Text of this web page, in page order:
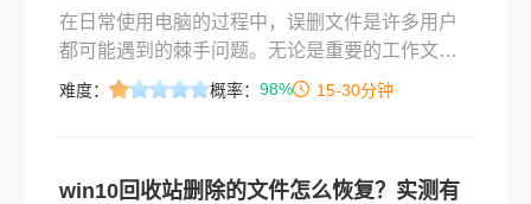
在日常使用电脑的过程中，误删文件是许多用户
都可能遇到的棘手问题。无论是重要的工作文
档、珍贵的照片视频，还是关键的项目资料，一
情况下，删除的文件是可以找回的！
难度： 概率： 98% 15-30分钟
win10回收站删除的文件怎么恢复？实测有